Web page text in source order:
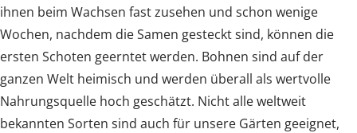
ihnen beim Wachsen fast zusehen und schon wenige
Wochen, nachdem die Samen gesteckt sind, können die
ersten Schoten geerntet werden. Bohnen sind auf der
ganzen Welt heimisch und werden überall als wertvolle
Nahrungsquelle hoch geschätzt. Nicht alle weltweit
bekannten Sorten sind auch für unsere Gärten geeignet,